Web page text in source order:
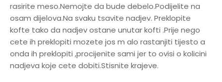
rasirite meso.Nemojte da bude debelo.Podijelite na
osam dijelova.Na svaku tsavite nadjev. Preklopite
kofte tako da nadjev ostane unutar kofti .Prije nego
cete ih preklopiti mozete jos m alo rastanjiti tijesto a
onda ih preklopiti ,procijenite sami jer to ovisi o kolicini
nadjeva koje cete dobiti.Stisnite krajeve.